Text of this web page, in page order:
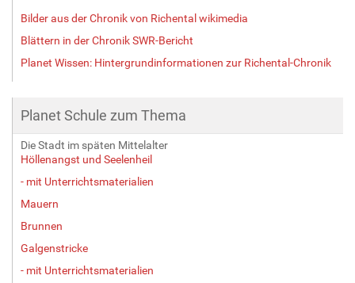
Bilder aus der Chronik von Richental wikimedia
Blättern in der Chronik SWR-Bericht
Planet Wissen: Hintergrundinformationen zur Richental-Chronik
Planet Schule zum Thema
Die Stadt im späten Mittelalter
Höllenangst und Seelenheil
- mit Unterrichtsmaterialien
Mauern
Brunnen
Galgenstricke
- mit Unterrichtsmaterialien